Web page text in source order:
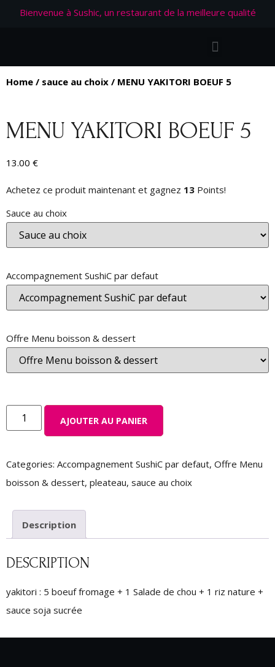
Bienvenue à Sushic, un restaurant de la meilleure qualité
Home / sauce au choix / MENU YAKITORI BOEUF 5
MENU YAKITORI BOEUF 5
13.00 €
Achetez ce produit maintenant et gagnez 13 Points!
Sauce au choix
Accompagnement SushiC par defaut
Offre Menu boisson & dessert
AJOUTER AU PANIER
Categories: Accompagnement SushiC par defaut, Offre Menu
boisson & dessert, pleateau, sauce au choix
Description
DESCRIPTION
yakitori : 5 boeuf fromage + 1 Salade de chou + 1 riz nature +
sauce soja sucrée